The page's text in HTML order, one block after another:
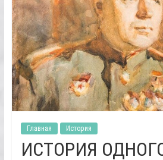
Главная История
ИСТОРИЯ